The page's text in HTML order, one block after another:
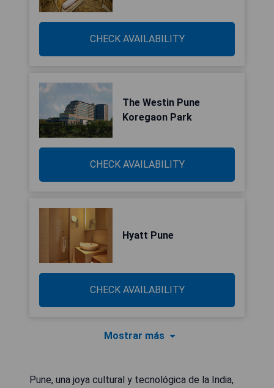
CHECK AVAILABILITY
The Westin Pune
Koregaon Park
CHECK AVAILABILITY
Hyatt Pune
CHECK AVAILABILITY
Mostrar más
Pune, una joya cultural y tecnológica de la India,